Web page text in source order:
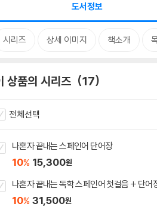
도서정보
시리즈 상세 이미지 책소개
상품의 시리즈 17
전체선택
나혼자 끝내는 스페인어 단어장
10% 15,300원
나혼자 끝내는 독학 스페인어 첫걸음 + 단어
10% 31,500원